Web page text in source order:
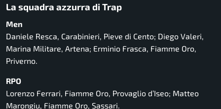
La squadra azzurra di Trap
Men
Daniele Resca, Carabinieri, Pieve di Cento; Diego Valeri,
Marina Militare, Artena; Erminio Frasca, Fiamme Oro,
Priverno.
RPO
Lorenzo Ferrari, Fiamme Oro, Provaglio d’Iseo; Matteo
Marongiu, Fiamme Oro, Sassari.